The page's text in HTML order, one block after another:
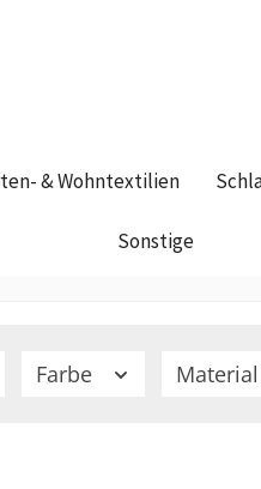
& Wohntextilien
Sonstige
Farbe Material